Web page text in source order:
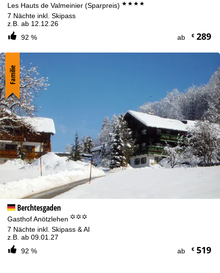
Les Hauts de Valmeinier (Sparpreis) ****
7 Nächte inkl. Skipass
z.B. ab 12.12.26
92 %
ab €289
Berchtesgaden
Gasthof Anötzlehen °°°
7 Nächte inkl. Skipass & AI
z.B. ab 09.01.27
92 %
ab €519
Familie